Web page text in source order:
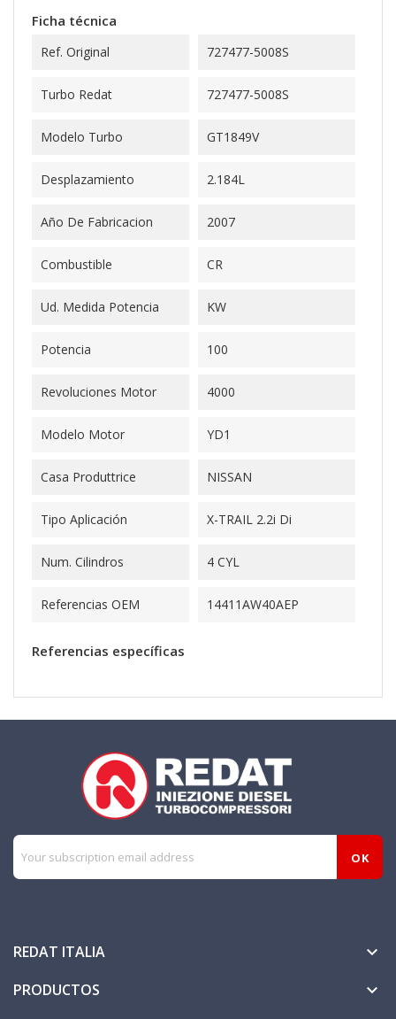
Ficha técnica
Ref. Original 727477-5008S
Turbo Redat 727477-5008S
Modelo Turbo GT1849V
Desplazamiento 2.184L
Año De Fabricacion 2007
Combustible CR
Ud. Medida Potencia KW
Potencia 100
Revoluciones Motor 4000
Modelo Motor YD1
Casa Produttrice NISSAN
Tipo Aplicación X-TRAIL 2.2i Di
Num. Cilindros 4 CYL
Referencias OEM 14411AW40AEP
Referencias específicas
REDAT ITALIA 
PRODUCTOS 